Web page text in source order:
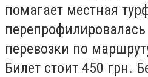
помагает местная
перевозки по
Билет стоит 450 грн.